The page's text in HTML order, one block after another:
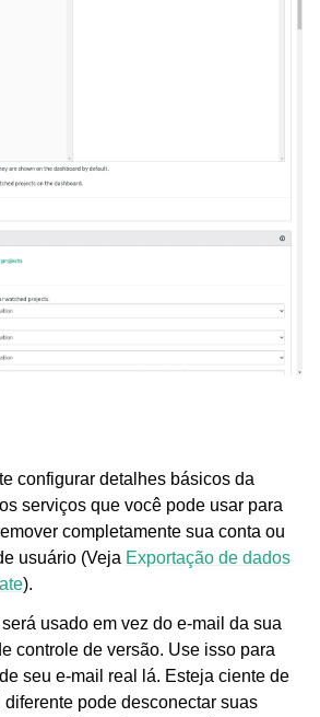
configurar detalhes básicos da
serviços que você pode usar para
completamente sua conta ou
usuário (Veja Exportação de dados
).
usado em vez do e-mail da sua
controle de versão. Use isso para
seu e-mail real lá. Esteja ciente de
pode desconectar suas